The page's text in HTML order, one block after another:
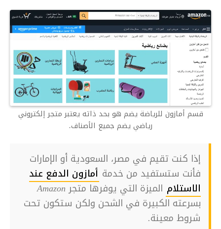
قسم أمازون للرياضة يضم هو بحد ذاته يعتبر متجر إلكتروني
رياضي يضم جميع الأصناف.
إذا كنت تقيم في مصر، السعودية أو الإمارات
فأنت ستستفيد من خدمة أمازون الدفع عند
الاستلام
الميزة التي يوفرها متجر Amazon
بسرعته الكبيرة في الشحن ولكن ستكون تحت
شروط معينة.